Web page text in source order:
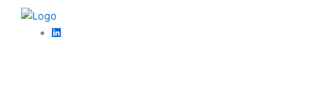
Torna Indietro
Direzione e coordinamento di società tra presunzioni e